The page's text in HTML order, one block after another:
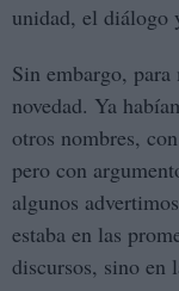
unidad, el diálogo
Sin embargo,
novedad. Ya
otros nombres,
pero con
algunos
estaba en las
discursos, sino en